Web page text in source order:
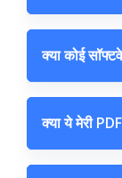
क्या कोई
क्या ये मेरी